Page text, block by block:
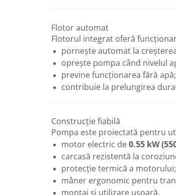
Accesorii boilere
Incalzire in pardoseala
Tevi si fitinguri
Tevi si fitinguri PPR
Fitinguri alama
Robineti de trecere pentru apa
Robineti coltari pentru apa
Robineti pentru gaz
Robineti radiator
Accesorii robineti
Flotor automat
Flotorul integrat oferă
pornește automat la
oprește pompa când nivelul
previne funcționarea fără apă;
contribuie la prelungirea
Construcție fiabilă
Pompa este proiectată pentru
motor electric de0.55 kW
carcasă rezistentă la
protecție termică a motorului;
mâner ergonomic pentru
montaj și utilizare ușoară.